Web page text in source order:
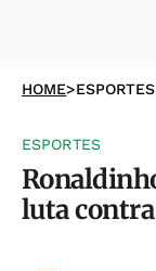
HOME>ESPORTES
ESPORTES
luta